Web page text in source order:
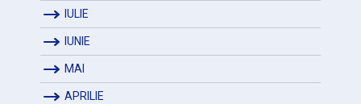
IULIE
IUNIE
MAI
APRILIE